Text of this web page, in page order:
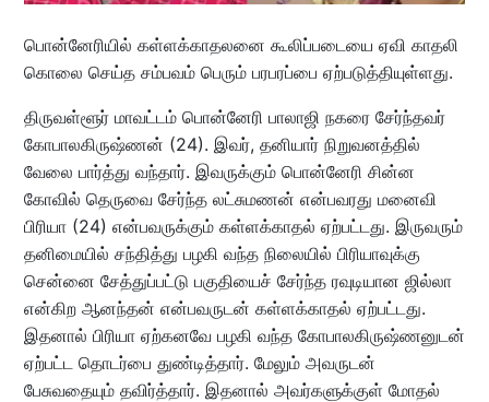
பொன்னேரியில் கள்ளக்காதலனை கூலிப்படையை ஏவி காதலி
கொலை செய்த சம்பவம் பெரும் பரபரப்பை ஏற்படுத்தியுள்ளது.
திருவள்ளூர் மாவட்டம் பொன்னேரி பாலாஜி நகரை சேர்ந்தவர்
கோபாலகிருஷ்ணன் (24). இவர், தனியார் நிறுவனத்தில்
வேலை பார்த்து வந்தார். இவருக்கும் பொன்னேரி சின்ன
கோவில் தெருவை சேர்ந்த லட்சுமணன் என்பவரது மனைவி
பிரியா (24) என்பவருக்கும் கள்ளக்காதல் ஏற்பட்டது. இருவரும்
தனிமையில் சந்தித்து பழகி வந்த நிலையில் பிரியாவுக்கு
சென்னை சேத்துப்பட்டு பகுதியைச் சேர்ந்த ரவுடியான ஜில்லா
என்கிற ஆனந்தன் என்பவருடன் கள்ளக்காதல் ஏற்பட்டது.
இதனால் பிரியா ஏற்கனவே பழகி வந்த கோபாலகிருஷ்ணனுடன்
ஏற்பட்ட தொடர்பை துண்டித்தார். மேலும் அவருடன்
பேசுவதையும் தவிர்த்தார். இதனால் அவர்களுக்குள் மோதல்